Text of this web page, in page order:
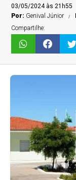
03/05/2024 às 21h55
Por: Genival Júnior
Compartilhe: